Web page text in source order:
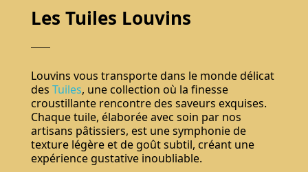
Les Tuiles Louvins
Louvins vous transporte dans le monde délicat
des Tuiles, une collection où la finesse
croustillante rencontre des saveurs exquises.
Chaque tuile, élaborée avec soin par nos
artisans pâtissiers, est une symphonie de
texture légère et de goût subtil, créant une
expérience gustative inoubliable.